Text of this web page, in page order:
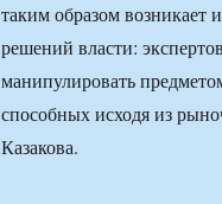
таким образом возникает
решений власти:
манипулировать
способных исходя из
Казакова.